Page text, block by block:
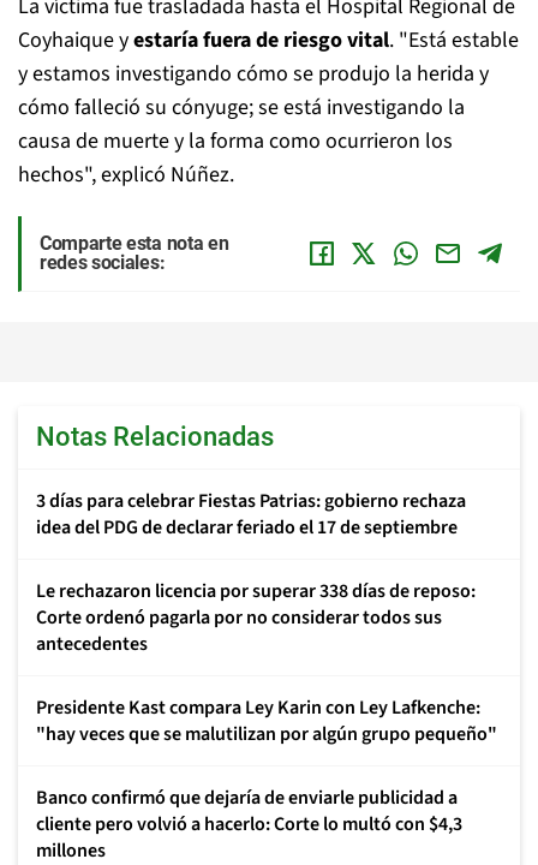
La víctima fue trasladada hasta el Hospital Regional de
Coyhaique yestaría fuera de riesgo vital. "Está estable
y estamos investigando cómo se produjo la herida y
cómo falleció su cónyuge; se está investigando la
causa de muerte y la forma como ocurrieron los
hechos", explicó Núñez.
Comparte esta nota en
redes sociales:
Notas Relacionadas
3 días para celebrar Fiestas Patrias: gobierno rechaza
idea del PDG de declarar feriado el 17 de septiembre
Le rechazaron licencia por superar 338 días de reposo:
Corte ordenó pagarla por no considerar todos sus
antecedentes
Presidente Kast compara Ley Karin con Ley Lafkenche:
"hay veces que se malutilizan por algún grupo pequeño"
Banco confirmó que dejaría de enviarle publicidad a
cliente pero volvió a hacerlo: Corte lo multó con $4,3
millones